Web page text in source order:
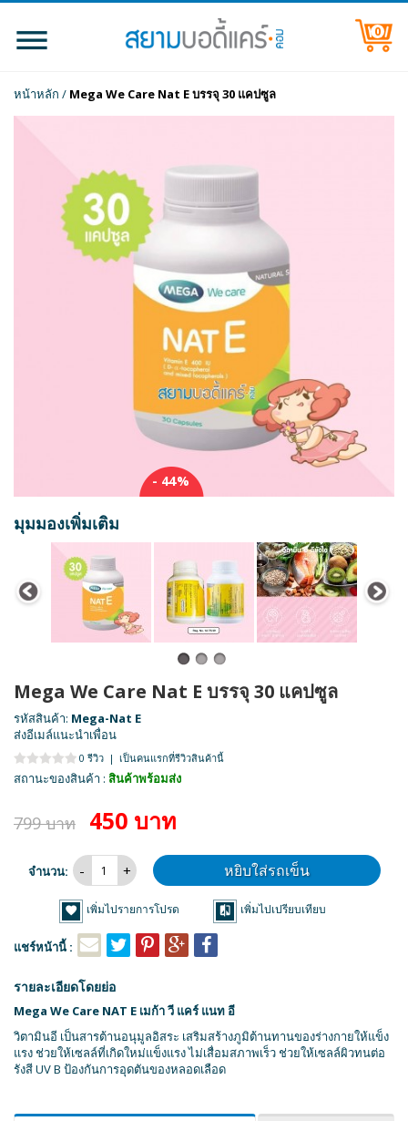
0
หน้าหลัก / Mega We Care Nat E บรรจุ 30 แคปซูล
- 44%
มุมมองเพิ่มเติม
Mega We Care Nat E บรรจุ 30 แคปซูล
รหัสสินค้า: Mega-Nat E
ส่งอีเมล์แนะนำเพื่อน
0 รีวิว | เป็นคนแรกที่รีวิวสินค้านี้
สถานะของสินค้า : สินค้าพร้อมส่ง
799 บาท 450 บาท
จำนวน: หยิบใส่รถเข็น
เพิ่มไปรายการโปรด เพิ่มไปเปรียบเทียบ
แชร์หน้านี้ :
รายละเอียดโดยย่อ
Mega We Care NAT E เมก้า วี แคร์ แนท อี
วิตามินอี เป็นสารต้านอนุมูลอิสระ เสริมสร้างภูมิต้านทานของร่างกายให้แข็ง
แรง ช่วยให้เซลล์ที่เกิดใหม่แข็งแรง ไม่เสื่อมสภาพเร็ว ช่วยให้เซลล์ผิวทนต่อ
รังสี UV B ป้องกันการอุดตันของหลอดเลือด